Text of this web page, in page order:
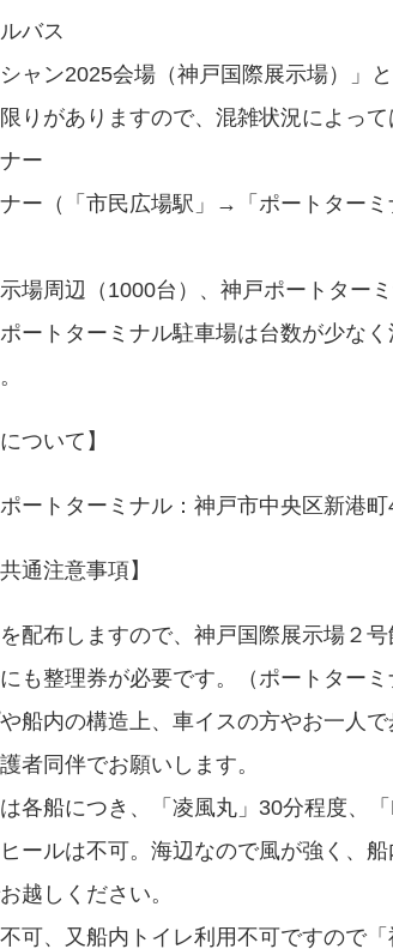
バス
シャン2025会場（神戸国際展示場）」
りがありますので、混雑状況によって
ー
ー（「市民広場駅」→「ポートターミ
場周辺（1000台）、神戸ポートター
ートターミナル駐車場は台数が少な
ついて】
ートターミナル：神戸市中央区新港
通注意事項】
配布しますので、神戸国際展示場２号
も整理券が必要です。（ポートター
船内の構造上、車イスの方やお一人
者同伴でお願いします。
各船につき、「凌風丸」30分程度、
ールは不可。海辺なので風が強く、
越しください。
可、又船内トイレ利用不可ですので